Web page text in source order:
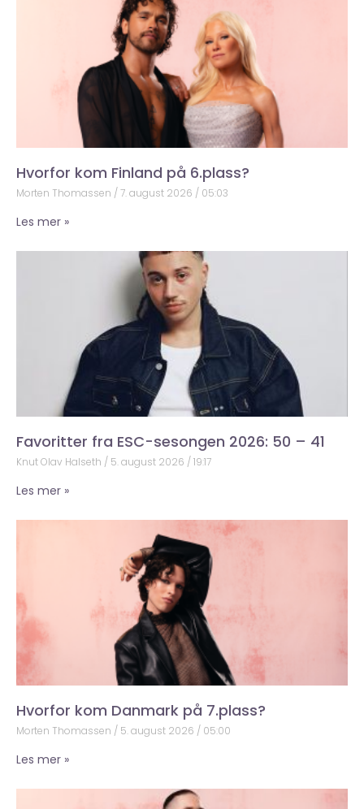
Hvorfor kom Finland på 6.plass?
Morten Thomassen 7. august 2026 05:03
Les mer »
Favoritter fra ESC-sesongen 2026: 50 – 41
Knut Olav Halseth 5. august 2026 19:17
Les mer »
Hvorfor kom Danmark på 7.plass?
Morten Thomassen 5. august 2026 05:00
Les mer »